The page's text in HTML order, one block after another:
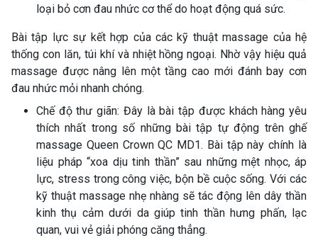
loại bỏ cơn đau nhức cơ thể do hoạt động quá sức.
Bài tập lực sự kết hợp của các kỹ thuật massage của hệ
thống con lăn, túi khí và nhiệt hồng ngoại. Nhờ vậy hiệu quả
massage được nâng lên một tầng cao mới đánh bay cơn
đau nhức mỏi nhanh chóng.
Chế độ thư giãn: Đây là bài tập được khách hàng yêu
thích nhất trong số những bài tập tự động trên ghế
massage Queen Crown QC MD1. Bài tập này chính là
liệu pháp “xoa dịu tinh thần” sau những mệt nhọc, áp
lực, stress trong công việc, bộn bề cuộc sống. Với các
kỹ thuật massage nhẹ nhàng sẽ tác động lên dây thần
kinh thụ cảm dưới da giúp tinh thần hưng phấn, lạc
quan, vui vẻ giải phóng căng thẳng.